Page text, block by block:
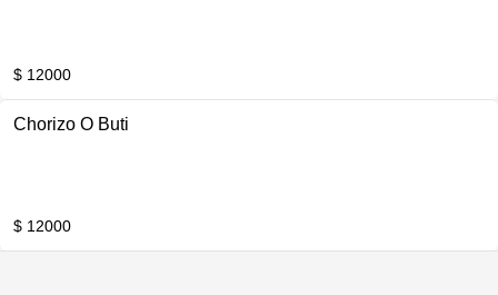
$ 12000
Chorizo O Buti
$ 12000